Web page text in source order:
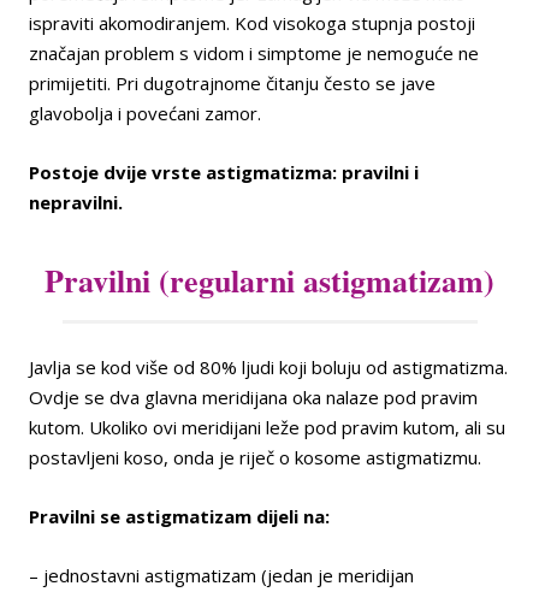
ispraviti akomodiranjem. Kod visokoga stupnja postoji
značajan problem s vidom i simptome je nemoguće ne
primijetiti. Pri dugotrajnome čitanju često se jave
glavobolja i povećani zamor.
Postoje dvije vrste astigmatizma: pravilni i
nepravilni.
Pravilni (regularni astigmatizam)
Javlja se kod više od 80% ljudi koji boluju od astigmatizma.
Ovdje se dva glavna meridijana oka nalaze pod pravim
kutom. Ukoliko ovi meridijani leže pod pravim kutom, ali su
postavljeni koso, onda je riječ o kosome astigmatizmu.
Pravilni se astigmatizam dijeli na:
– jednostavni astigmatizam (jedan je meridijan